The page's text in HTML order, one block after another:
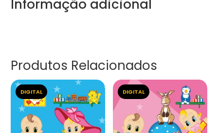
Informação adicional
Produtos Relacionados
DIGITAL DIGITAL